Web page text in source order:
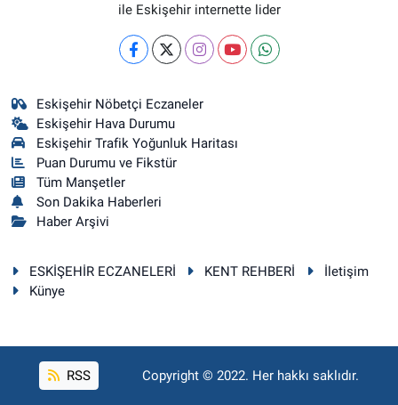
ile Eskişehir internette lider
Eskişehir Nöbetçi Eczaneler
Eskişehir Hava Durumu
Eskişehir Trafik Yoğunluk Haritası
Puan Durumu ve Fikstür
Tüm Manşetler
Son Dakika Haberleri
Haber Arşivi
ESKİŞEHİR ECZANELERİ KENT REHBERİ
İletişim
Künye
RSS Copyright © 2022. Her hakkı saklıdır.